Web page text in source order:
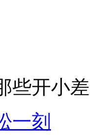
开小差
一刻